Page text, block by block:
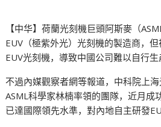
【中华】荷蘭光刻機巨頭阿斯麥（
EUV（極紫外光）光刻機的製造商，
EUV光刻機，導致中國公司難以自行生
不過內媒觀察者網等報道，中科院上
ASML科學家林楠率領的團隊，近月成
已達國際領先水準，對內地自主研發